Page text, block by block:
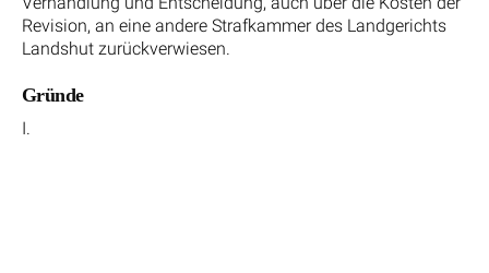
Revision, an eine andere Strafkammer des Landgerichts
Landshut zurückverwiesen.
Gründe
I.